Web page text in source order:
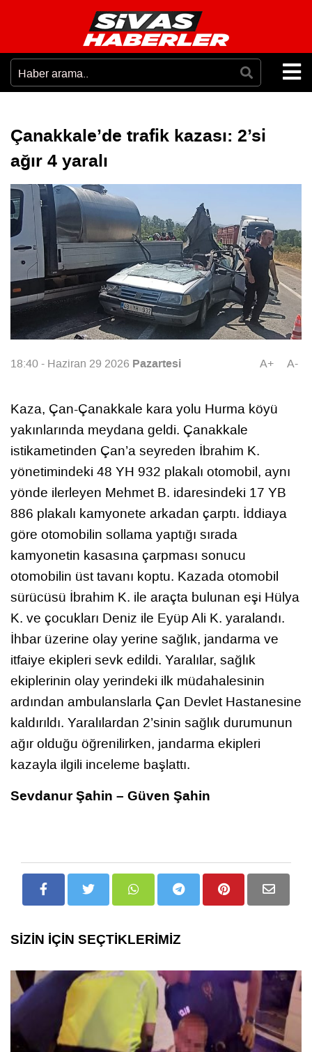
Çanakkale’de trafik kazası: 2’si
ağır 4 yaralı
18:40 - Haziran 29 2026 Pazartesi A+ A-
Kaza, Çan-Çanakkale kara yolu Hurma köyü
yakınlarında meydana geldi. Çanakkale
istikametinden Çan’a seyreden İbrahim K.
yönetimindeki 48 YH 932 plakalı otomobil, aynı
yönde ilerleyen Mehmet B. idaresindeki 17 YB
886 plakalı kamyonete arkadan çarptı. İddiaya
göre otomobilin sollama yaptığı sırada
kamyonetin kasasına çarpması sonucu
otomobilin üst tavanı koptu. Kazada otomobil
sürücüsü İbrahim K. ile araçta bulunan eşi Hülya
K. ve çocukları Deniz ile Eyüp Ali K. yaralandı.
İhbar üzerine olay yerine sağlık, jandarma ve
itfaiye ekipleri sevk edildi. Yaralılar, sağlık
ekiplerinin olay yerindeki ilk müdahalesinin
ardından ambulanslarla Çan Devlet Hastanesine
kaldırıldı. Yaralılardan 2’sinin sağlık durumunun
ağır olduğu öğrenilirken, jandarma ekipleri
kazayla ilgili inceleme başlattı.
Sevdanur Şahin – Güven Şahin
SİZİN İÇİN SEÇTİKLERİMİZ